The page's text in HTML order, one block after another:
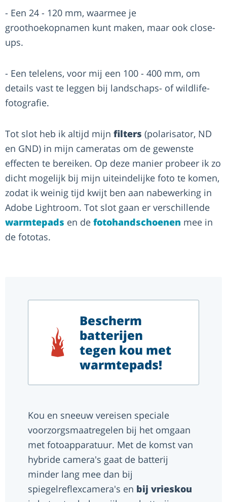
- Een 24 - 120 mm, waarmee je
groothoekopnamen kunt maken, maar ook close-
ups.
- Een telelens, voor mij een 100 - 400 mm, om
details vast te leggen bij landschaps- of wildlife-
fotografie.
Tot slot heb ik altijd mijn filters (polarisator, ND
en GND) in mijn cameratas om de gewenste
effecten te bereiken. Op deze manier probeer ik zo
dicht mogelijk bij mijn uiteindelijke foto te komen,
zodat ik weinig tijd kwijt ben aan nabewerking in
Adobe Lightroom. Tot slot gaan er verschillende
warmtepads en de fotohandschoenen mee in
de fototas.
Bescherm
batterijen
tegen kou met
warmtepads!
Kou en sneeuw vereisen speciale
voorzorgsmaatregelen bij het omgaan
met fotoapparatuur. Met de komst van
hybride camera's gaat de batterij
minder lang mee dan bij
spiegelreflexcamera's en bij vrieskou